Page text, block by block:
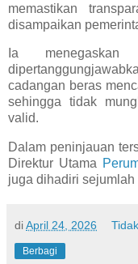
memastikan
disampaikan
Ia
cadangan beras
sehingga tidak
valid.
Dalam peninjauan
Direktur Utama
juga dihadiri
diApril 24, 2026
Berbagi